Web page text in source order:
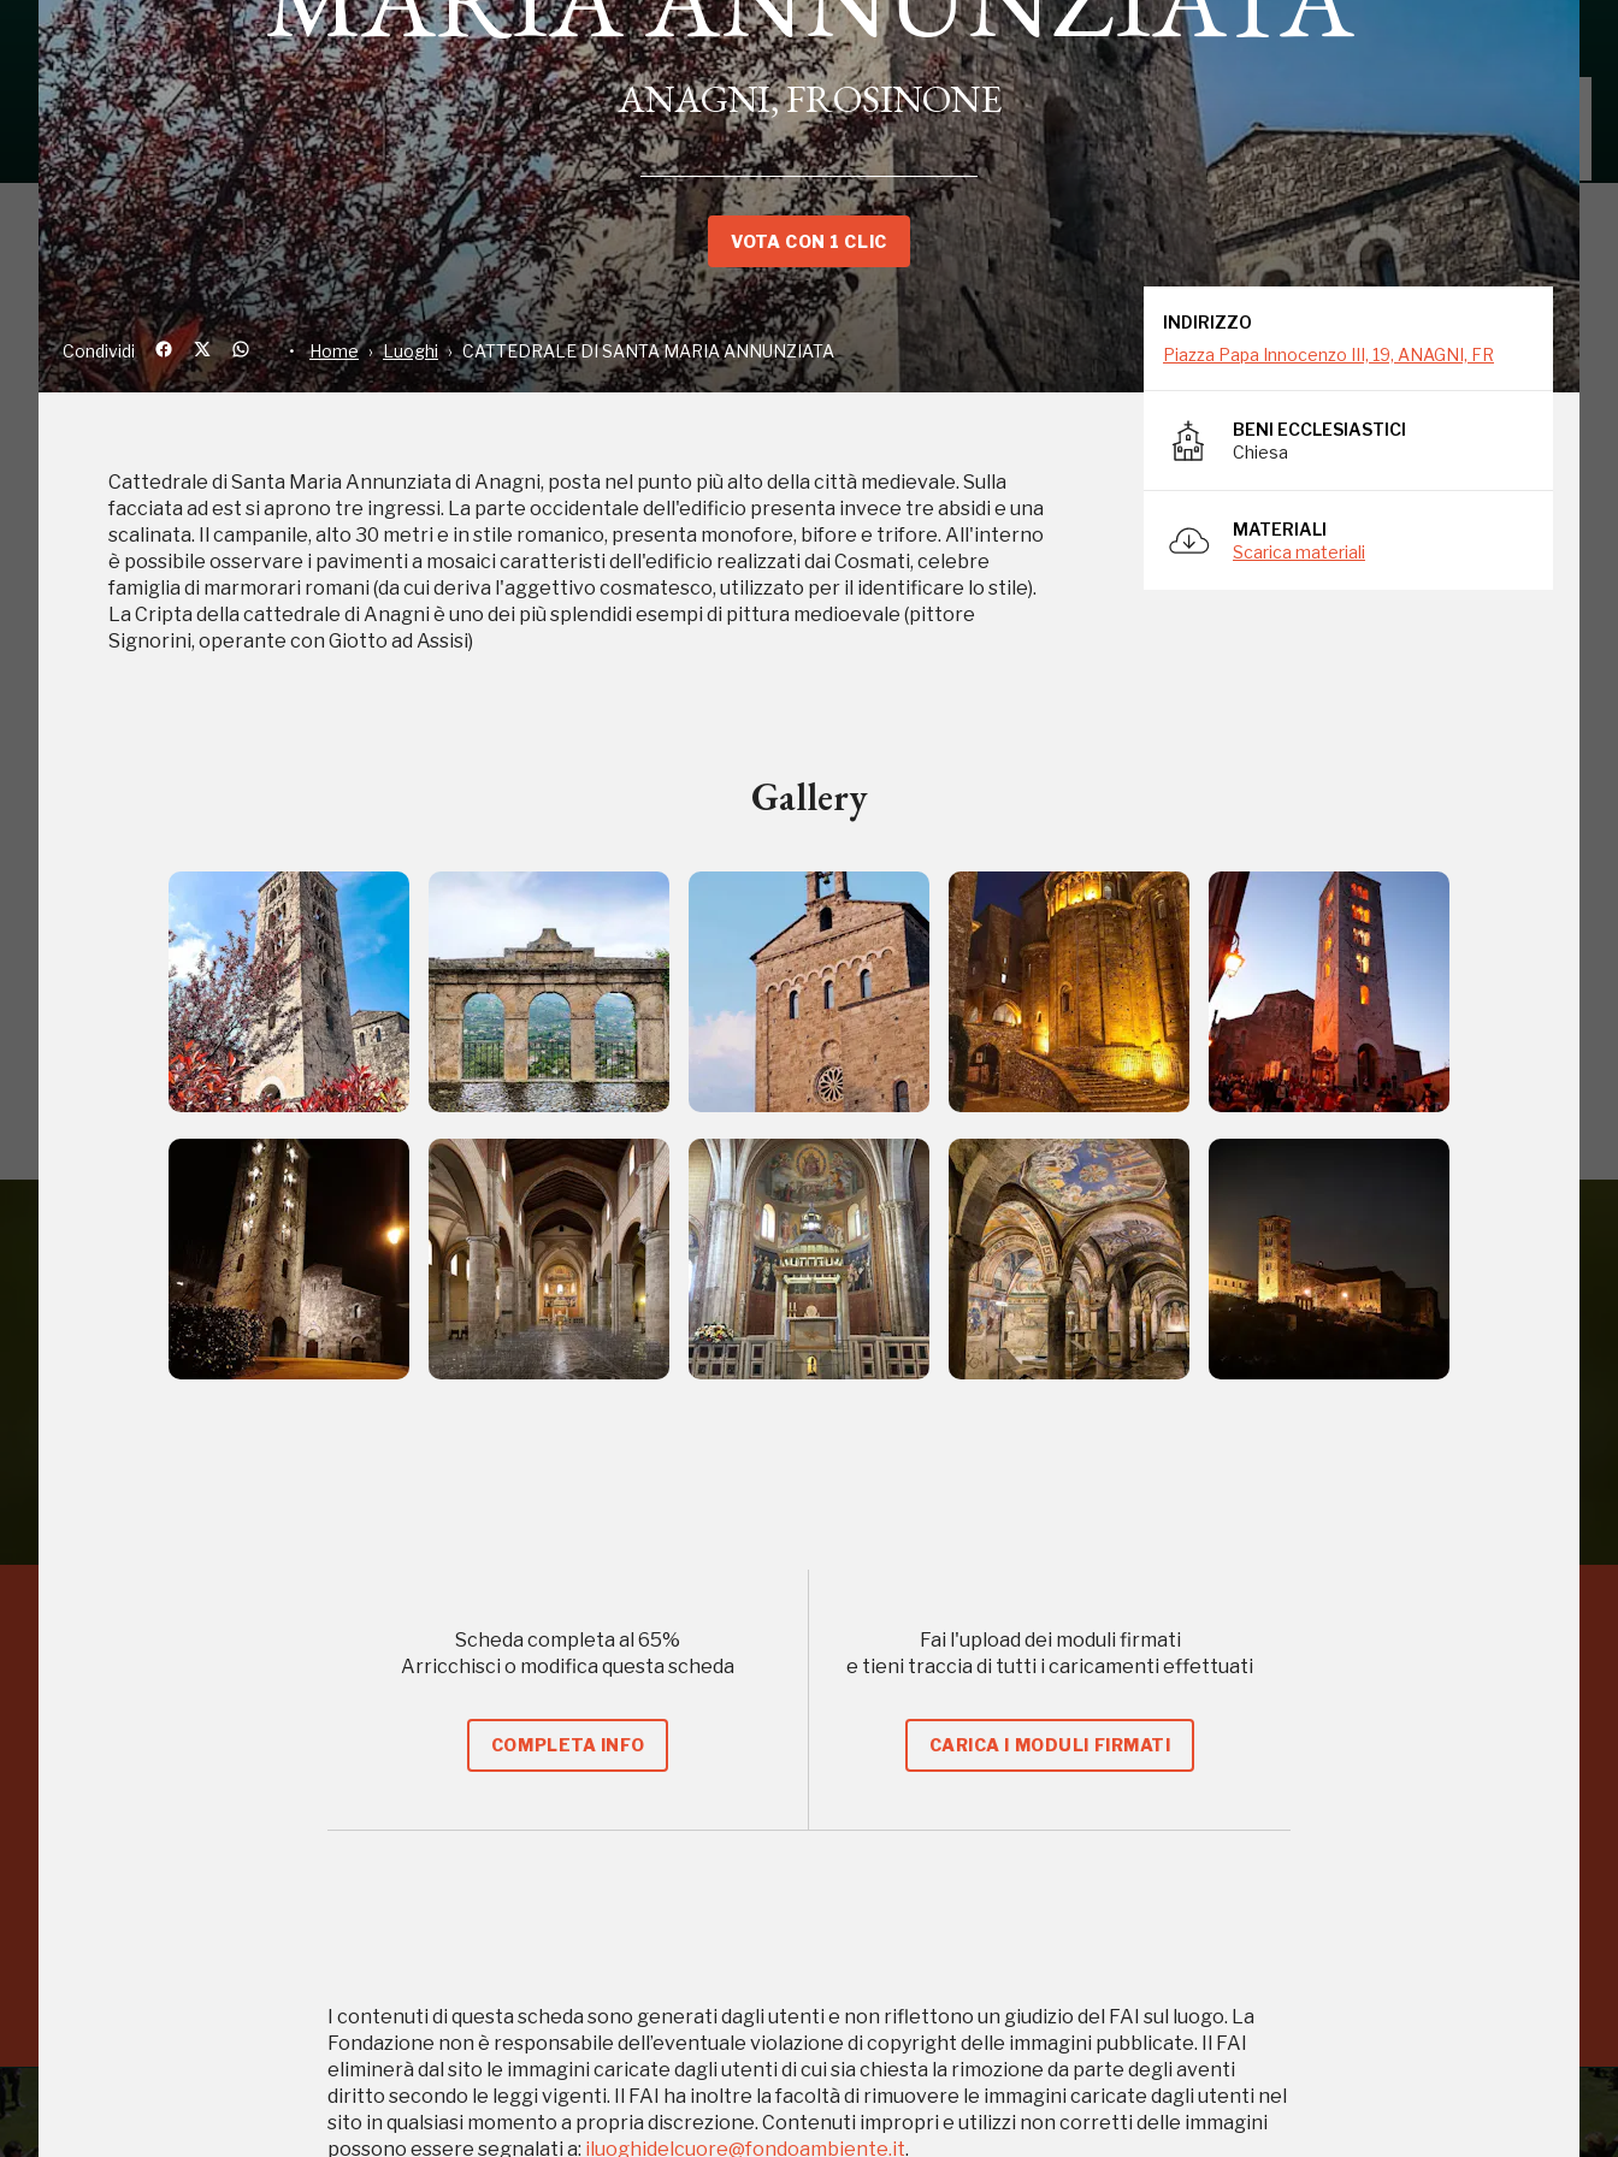
ANAGNI, FROSINONE
VOTA CON 1 CLIC
Condividi Home Luoghi CATTEDRALE DI SANTA MARIA ANNUNZIATA
INDIRIZZO
Piazza Papa Innocenzo III, 19, ANAGNI, FR
BENI ECCLESIASTICI
Chiesa
MATERIALI
Scarica materiali
Cattedrale di Santa Maria Annunziata di Anagni, posta nel punto più alto della città medievale. Sulla
facciata ad est si aprono tre ingressi. La parte occidentale dell'edificio presenta invece tre absidi e una
scalinata. Il campanile, alto 30 metri e in stile romanico, presenta monofore, bifore e trifore. All'interno
è possibile osservare i pavimenti a mosaici caratteristi dell'edificio realizzati dai Cosmati, celebre
famiglia di marmorari romani (da cui deriva l'aggettivo cosmatesco, utilizzato per il identificare lo stile).
La Cripta della cattedrale di Anagni è uno dei più splendidi esempi di pittura medioevale (pittore
Signorini, operante con Giotto ad Assisi)
Gallery
Scheda completa al 65%
Arricchisci o modifica questa scheda
COMPLETA INFO
Fai l'upload dei moduli firmati
e tieni traccia di tutti i caricamenti effettuati
CARICA I MODULI FIRMATI
I contenuti di questa scheda sono generati dagli utenti e non riflettono un giudizio del FAI sul luogo. La
Fondazione non è responsabile dell’eventuale violazione di copyright delle immagini pubblicate. Il FAI
eliminerà dal sito le immagini caricate dagli utenti di cui sia chiesta la rimozione da parte degli aventi
diritto secondo le leggi vigenti. Il FAI ha inoltre la facoltà di rimuovere le immagini caricate dagli utenti nel
sito in qualsiasi momento a propria discrezione. Contenuti impropri e utilizzi non corretti delle immagini
possono essere segnalati a: iluoghidelcuore@fondoambiente.it.
Condividi Home Luoghi CATTEDRALE DI SANTA MARIA ANNUNZIATA
Piazza Papa Innocenzo III, 19, ANAGNI, FR
Campagne in corso in questo luogo
Storico campagne in questo luogo
Giornata FAI d'Autunno
2023
I Luoghi del Cuore
2004, 2010, 2012, 2014, 2016, 2018, 2020, 2022
Registrati alla newsletter
Accedi alle informazioni per te più interessanti, a quelle inerenti i luoghi più vicini e gli
eventi organizzati
Regalati 365 giorni di
Scopri tutte le opportunità riservate agli iscritti
gratuito
Museo Cappella
Sansevero
-25%
Agnelli
-23%
Peggy